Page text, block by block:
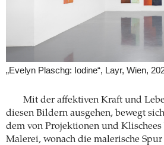
„Evelyn Plaschg: Iodine“, Layr, Wien,
Mit der affektiven Kraft und
diesen Bildern ausgehen, bewegt
dem von Projektionen und Klischees
Malerei, wonach die malerische